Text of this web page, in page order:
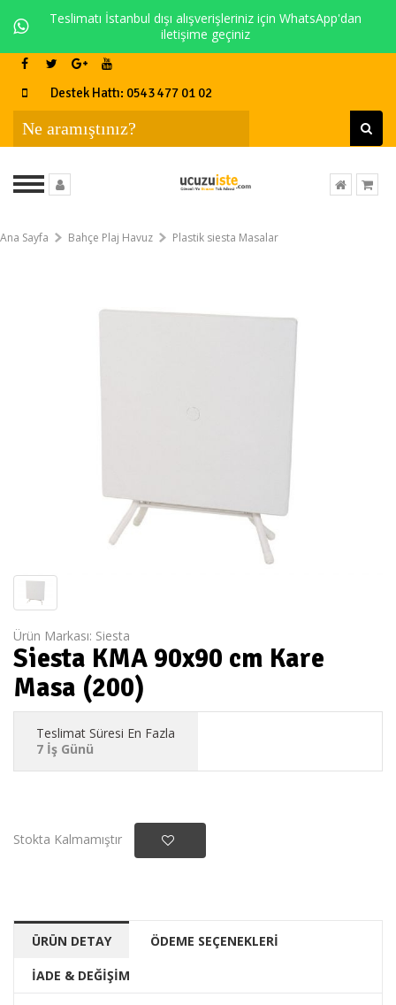
Teslimatı İstanbul dışı alışverişleriniz için WhatsApp'dan
iletişime geçiniz
Destek Hattı: 0543 477 01 02
Ana Sayfa Bahçe Plaj Havuz Plastik siesta Masalar
Ürün Markası: Siesta
Siesta KMA 90x90 cm Kare
Masa (200)
Teslimat Süresi En Fazla
7 İş Günü
Stokta Kalmamıştır
ÜRÜN DETAY ÖDEME SEÇENEKLERİ
İADE & DEĞİŞİM